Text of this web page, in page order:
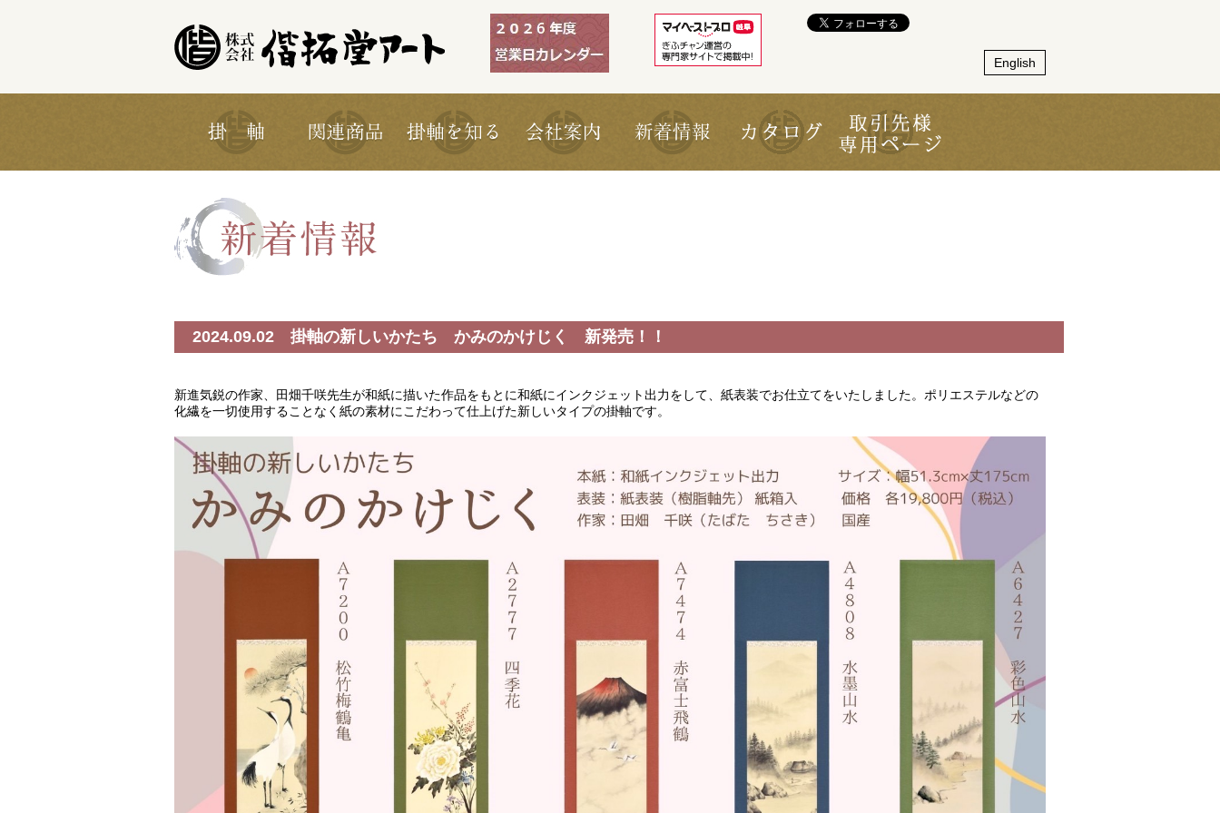
English
2024.09.02 掛軸の新しいかたち かみのかけじく 新発売！！
新進気鋭の作家、田畑千咲先生が和紙に描いた作品をもとに和紙にインクジェット出力をして、紙表装でお仕立てをいたしました。ポリエステルなどの
化繊を一切使用することなく紙の素材にこだわって仕上げた新しいタイプの掛軸です。